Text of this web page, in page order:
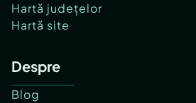
Hartă județelor
Hartă site
Despre
Blog